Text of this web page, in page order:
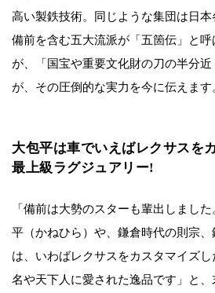
高い製鉄技術。同じような集団は日
備前を含む五大流派が「五箇伝」と
が、「国宝や重要文化財の刀の半分
が、その圧倒的な実力を今に伝えます
大包平は車でいえばレクサスを
最上級ラグジュアリー!
「備前は大勢のスターも輩出しまし
平（かねひら）や、鎌倉時代の則宗
は、いわばレクサスをカスタマイズ
名や天下人に愛された逸品です」と